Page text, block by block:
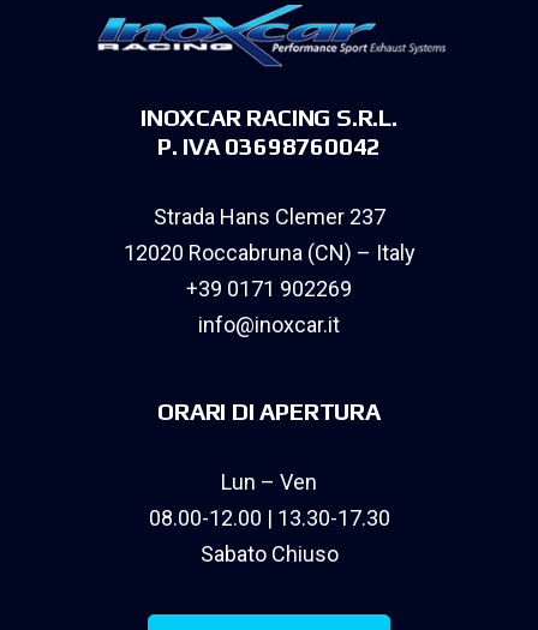
INOXCAR RACING S.R.L.
P. IVA 03698760042
Strada Hans Clemer 237
12020 Roccabruna (CN) – Italy
+39 0171 902269
info@inoxcar.it
ORARI DI APERTURA
Lun – Ven
08.00-12.00 | 13.30-17.30
Sabato Chiuso